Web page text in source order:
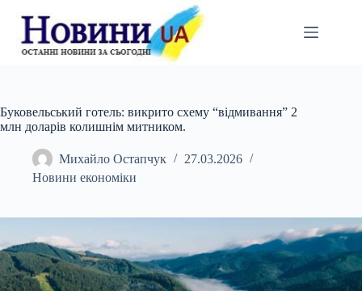
вмісту
Буковельський готель: викрито схему “відмивання” 2
млн доларів колишнім митником.
Михайло Остапчук
27.03.2026
Новини економіки